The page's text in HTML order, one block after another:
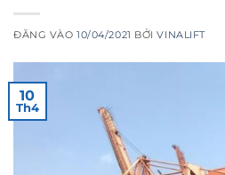
ĐĂNG VÀO10/04/2021 BỞIVINALIFT
10
Th4